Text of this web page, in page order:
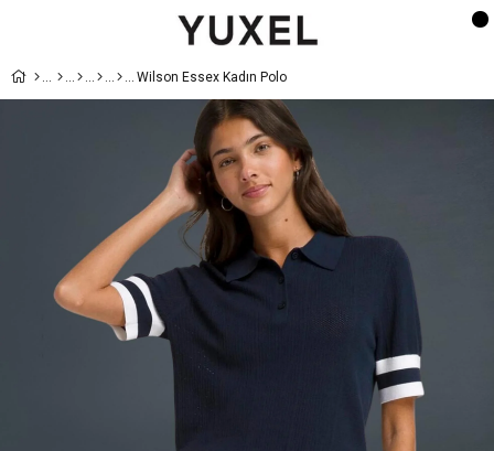
Wilson Essex Kadın Polo